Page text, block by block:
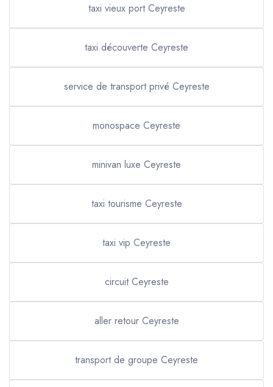
taxi vieux port Ceyreste
taxi découverte Ceyreste
service de transport privé Ceyreste
monospace Ceyreste
minivan luxe Ceyreste
taxi tourisme Ceyreste
taxi vip Ceyreste
circuit Ceyreste
aller retour Ceyreste
transport de groupe Ceyreste